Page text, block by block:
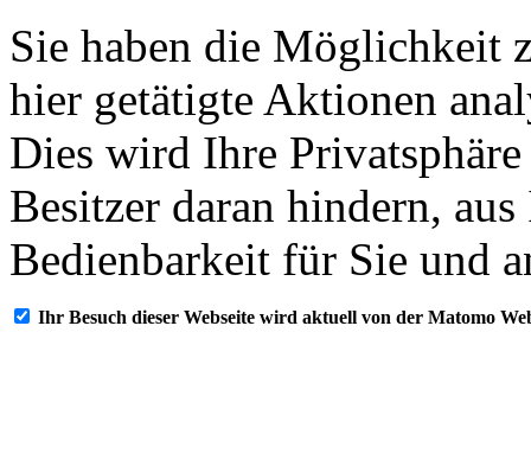
Sie haben die Möglichkeit
hier getätigte Aktionen
Dies wird Ihre
Besitzer daran hindern,
Bedienbarkeit für Sie und
Ihr Besuch dieser Webseite wird aktuell von der Matomo